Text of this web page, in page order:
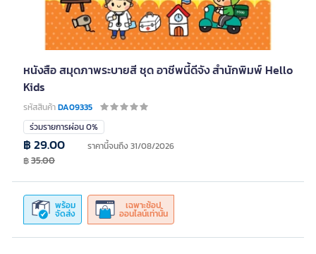
หนังสือ สมุดภาพระบายสี ชุด อาชีพนี้ดีจัง สำนักพิมพ์ Hello
Kids
รหัสสินค้าDA09335
ร่วมรายการผ่อน 0%
พร้อม
จัดส่ง
เฉพาะช้อป
ออนไลน์เท่านั้น
฿ 29.00 ราคานี้จนถึง 31/08/2026
฿35.00